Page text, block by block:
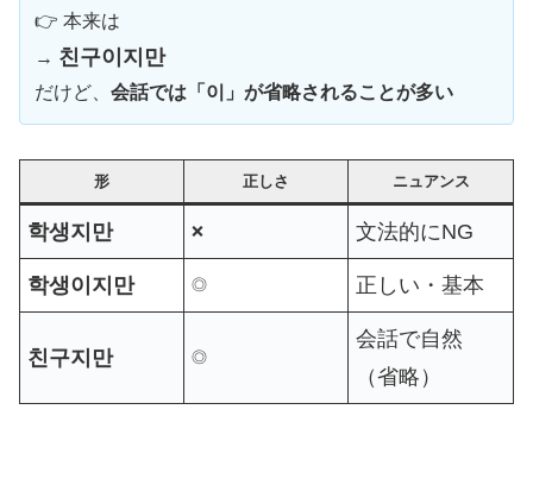
👉 本来は
→ 친구이지만
だけど、 会話では「이」が省略されることが多い
形 正しさ ニュアンス
학생지만 ❌ 文法的にNG
학생이지만 ◎ 正しい・基本
친구지만 ◎
会話で自然
（省略）